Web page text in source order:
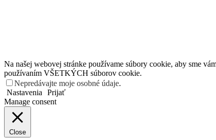
Na našej webovej stránke používame súbory cookie, aby sme
používaním VŠETKÝCH súborov cookie.
Nepredávajte moje osobné údaje.
Nastavenia
Prijať
Manage consent
Close